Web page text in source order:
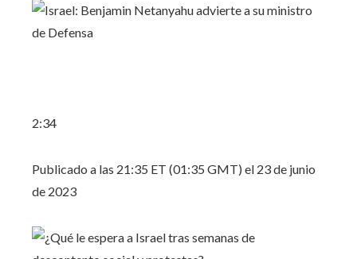
2:34
Publicado a las 21:35 ET (01:35 GMT) el 23 de junio
de 2023